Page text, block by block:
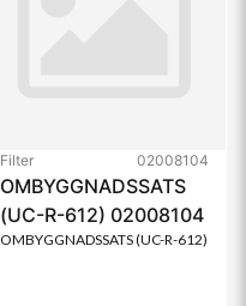
CASE/CASE IH
A58712
Filter 02008104
OMBYGGNADSSATS
(UC-R-612) 02008104
OMBYGGNADSSATS (UC-R-612)